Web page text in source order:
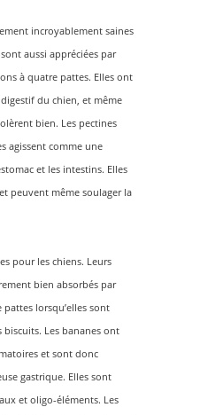
incroyablement saines
aussi appréciées par
à quatre pattes. Elles ont
du chien, et même
bien. Les pectines
agissent comme une
et les intestins. Elles
peuvent même soulager la
pour les chiens. Leurs
bien absorbés par
lorsqu’elles sont
Les bananes ont
et sont donc
gastrique. Elles sont
et oligo-éléments. Les